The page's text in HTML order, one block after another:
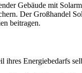
Gebäude mit
Der Großhandel
beitragen.
Energiebedarfs